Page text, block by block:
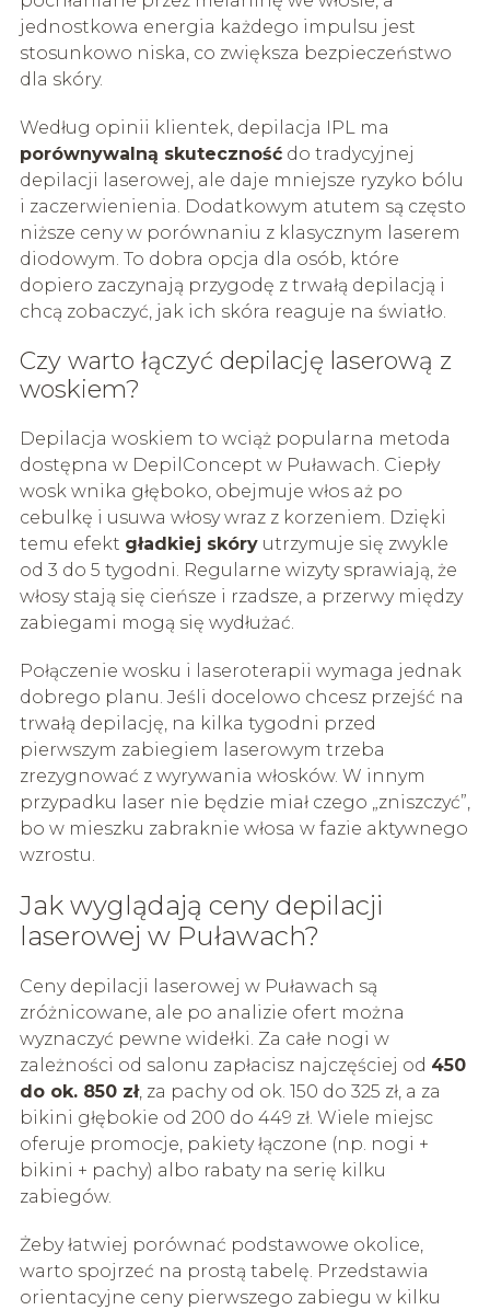
jednostkowa energia każdego impulsu jest
stosunkowo niska, co zwiększa bezpieczeństwo
dla skóry.
Według opinii klientek, depilacja IPL ma
porównywalną skutecznośćdo tradycyjnej
depilacji laserowej, ale daje mniejsze ryzyko bólu
i zaczerwienienia. Dodatkowym atutem są często
niższe ceny w porównaniu z klasycznym laserem
diodowym. To dobra opcja dla osób, które
dopiero zaczynają przygodę z trwałą depilacją i
chcą zobaczyć, jak ich skóra reaguje na światło.
Czy warto łączyć depilację laserową z
woskiem?
Depilacja woskiem to wciąż popularna metoda
dostępna w DepilConcept w Puławach. Ciepły
wosk wnika głęboko, obejmuje włos aż po
cebulkę i usuwa włosy wraz z korzeniem. Dzięki
temu efekt gładkiej skóryutrzymuje się zwykle
od 3 do 5 tygodni. Regularne wizyty sprawiają, że
włosy stają się cieńsze i rzadsze, a przerwy między
zabiegami mogą się wydłużać.
Połączenie wosku i laseroterapii wymaga jednak
dobrego planu. Jeśli docelowo chcesz przejść na
trwałą depilację, na kilka tygodni przed
pierwszym zabiegiem laserowym trzeba
zrezygnować z wyrywania włosków. W innym
przypadku laser nie będzie miał czego „zniszczyć”,
bo w mieszku zabraknie włosa w fazie aktywnego
wzrostu.
Jak wyglądają ceny depilacji
laserowej w Puławach?
Ceny depilacji laserowej w Puławach są
zróżnicowane, ale po analizie ofert można
wyznaczyć pewne widełki. Za całe nogi w
zależności od salonu zapłacisz najczęściej od 450
do ok. 850 zł, za pachy od ok. 150 do 325 zł, a za
bikini głębokie od 200 do 449 zł. Wiele miejsc
oferuje promocje, pakiety łączone (np. nogi +
bikini + pachy) albo rabaty na serię kilku
zabiegów.
Żeby łatwiej porównać podstawowe okolice,
warto spojrzeć na prostą tabelę. Przedstawia
orientacyjne ceny pierwszego zabiegu w kilku